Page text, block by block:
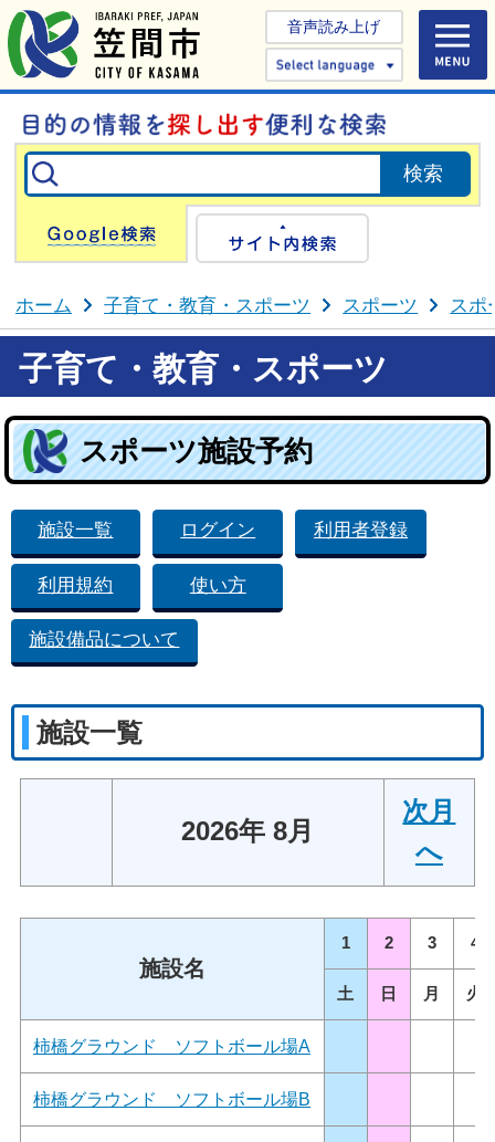
音声読み上げ
Select
Google検索
ホーム 子育て・教育・スポーツ スポーツ スポ
子育て・教育・スポーツ
スポーツ施設予約
施設一覧 ログイン 利用者登録
利用規約 使い方
施設備品について
施設一覧
2026年 8月
次月
へ
施設名
1 2 3 4
土 日 月 火
柿橋グラウンド ソフトボール場A
柿橋グラウンド ソフトボール場B